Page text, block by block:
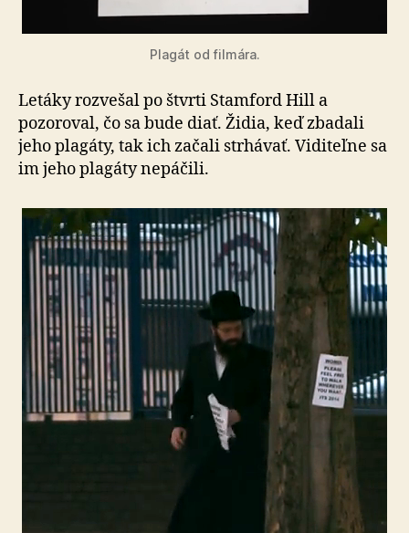
Plagát od filmára.
Letáky rozvešal po štvrti Stamford Hill a
pozoroval, čo sa bude diať. Židia, keď zbadali
jeho plagáty, tak ich začali strhávať. Viditeľne sa
im jeho plagáty nepáčili.